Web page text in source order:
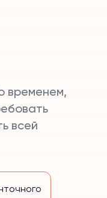
временем,
всей